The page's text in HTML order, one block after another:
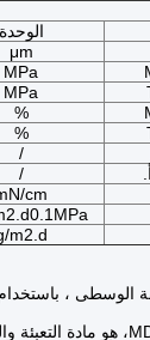
الوحدة
μm
MPa
MPa
%
%
/
/
cm
m2.d
،